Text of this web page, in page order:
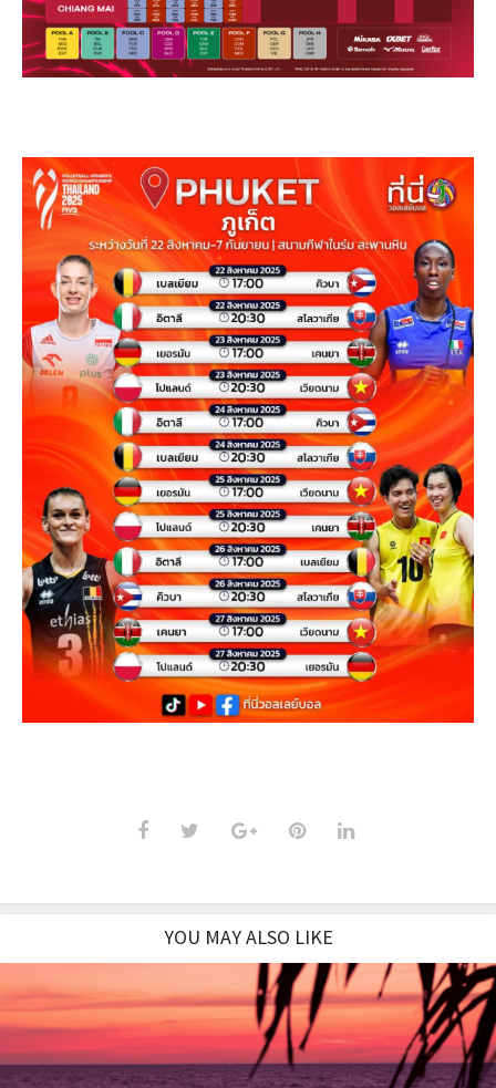
YOU MAY ALSO LIKE